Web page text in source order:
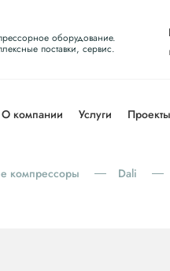
оборудование.
поставки, сервис.
О компании Услуги Проекты
компрессоры Dali